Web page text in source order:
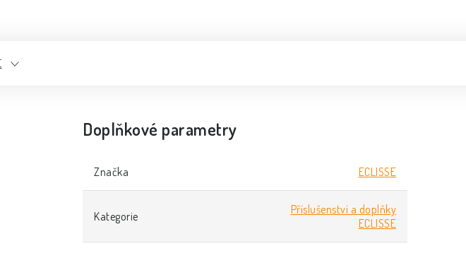
Doplňkové parametry
Značka ECLISSE
Kategorie
Příslušenství a doplňky
ECLISSE